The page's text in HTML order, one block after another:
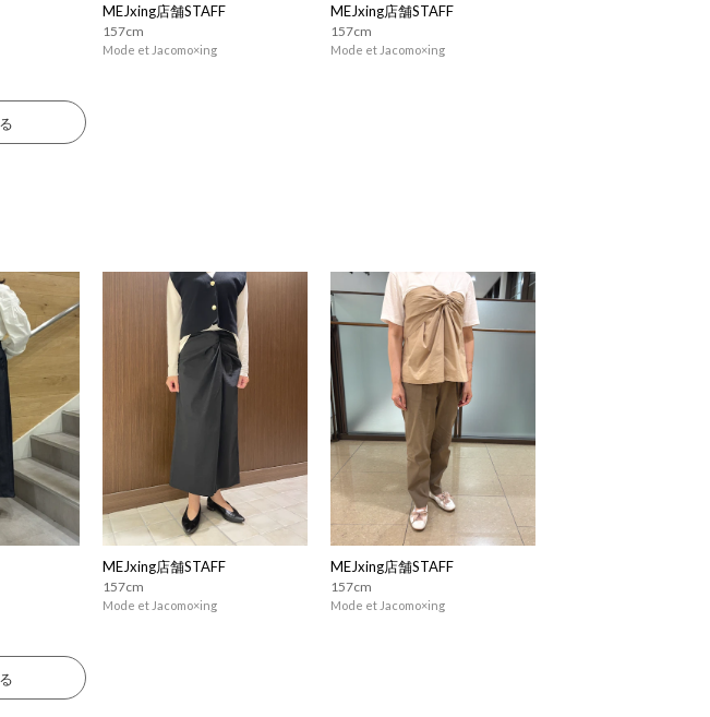
MEJxing店舗STAFF
157cm
Mode et Jacomo×ing
MEJxing店舗STAFF
157cm
Mode et Jacomo×ing
MEJxing店舗STAFF
157cm
Mode et Jacomo×ing
MEJxing店舗STAFF
157cm
Mode et Jacomo×ing